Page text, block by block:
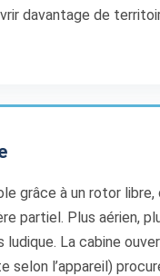
davantage de
grâce à un rotor libre,
partiel. Plus aérien,
ludique. La cabine
selon l’appareil)